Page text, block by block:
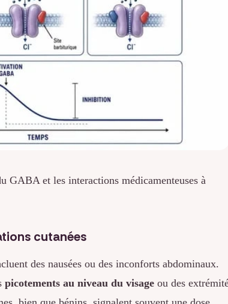
GABA et les interactions médicamenteuses à
cutanées
des nausées ou des inconforts abdominaux.
picotements au niveau du visage ou des